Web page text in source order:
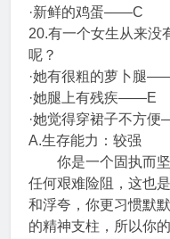
·新鲜的鸡蛋——C
20.有一个女生从来没
呢？
·她有很粗的萝卜腿
·她腿上有残疾——E
·她觉得穿裙子不方
A.生存能力：较强
你是一个固执而坚
任何艰难险阻，这也
和浮夸，你更习惯默
的精神支柱，所以你